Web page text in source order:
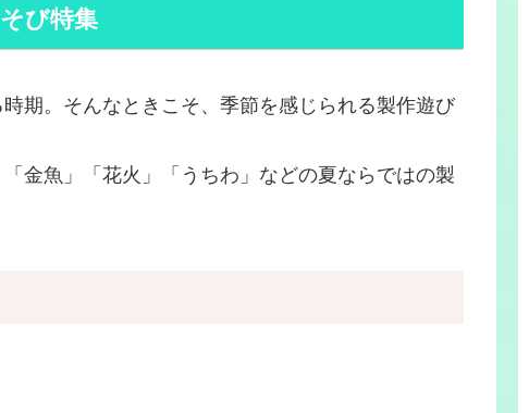
び特集
期。そんなときこそ、季節を感じられる製作遊び
金魚」「花火」「うちわ」などの夏ならではの製